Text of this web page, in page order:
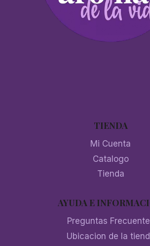
TIENDA
Mi Cuenta
Catalogo
Tienda
AYUDA E
Preguntas
Ubicacion de la